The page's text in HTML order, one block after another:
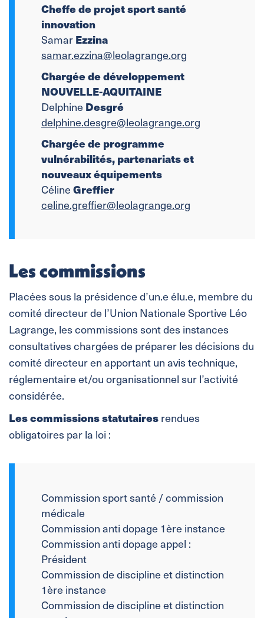
Cheffe de projet sport santé
innovation
Samar Ezzina
samar.ezzina@leolagrange.org
Chargée de développement
NOUVELLE-AQUITAINE
Delphine Desgré
delphine.desgre@leolagrange.org
Chargée de programme
vulnérabilités, partenariats et
nouveaux équipements
CélineGreffier
celine.greffier@leolagrange.org
Les commissions
Placées sous la présidence d’un.e élu.e, membre du
comité directeur de l’Union Nationale Sportive Léo
Lagrange, les commissions sont des instances
consultatives chargées de préparer les décisions du
comité directeur en apportant un avis technique,
réglementaire et/ou organisationnel sur l’activité
considérée.
Les commissions statutaires rendues
obligatoires par la loi :
Commission sport santé / commission
médicale
Commission anti dopage 1ère instance
Commission anti dopage appel :
Président
Commission de discipline et distinction
1ère instance
Commission de discipline et distinction